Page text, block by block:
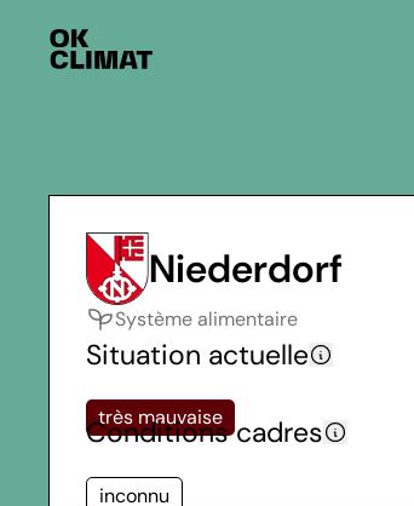
Niederdorf
Système alimentaire
Situation actuelle
très mauvaise
Conditions cadres
inconnu